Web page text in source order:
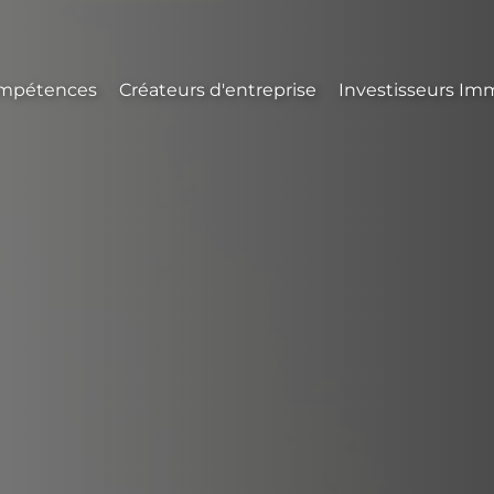
Créateurs d'entreprise Investisseurs